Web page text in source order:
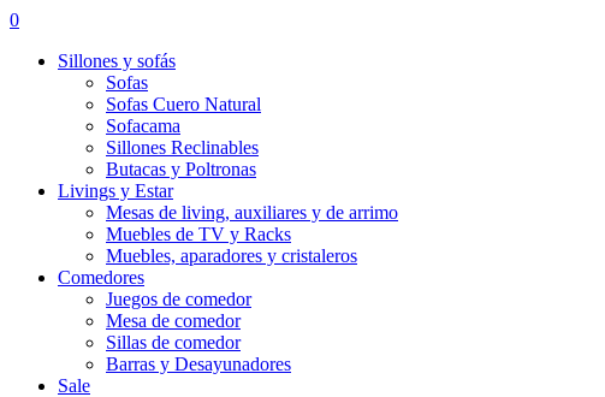
0
Sillones y sofás
Sofas
Sofas Cuero Natural
Sofacama
Sillones Reclinables
Butacas y Poltronas
Livings y Estar
Mesas de living, auxiliares y de arrimo
Muebles de TV y Racks
Muebles, aparadores y cristaleros
Comedores
Juegos de comedor
Mesa de comedor
Sillas de comedor
Barras y Desayunadores
Sale